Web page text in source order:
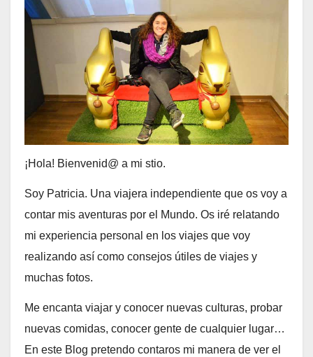
¡Hola! Bienvenid@ a mi stio.
Soy Patricia. Una viajera independiente que os voy a
contar mis aventuras por el Mundo. Os iré relatando
mi experiencia personal en los viajes que voy
realizando así como consejos útiles de viajes y
muchas fotos.
Me encanta viajar y conocer nuevas culturas, probar
nuevas comidas, conocer gente de cualquier lugar…
En este Blog pretendo contaros mi manera de ver el